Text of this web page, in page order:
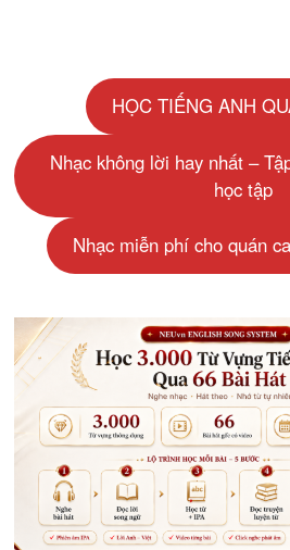
HỌC TIẾNG ANH
Nhạc không lời hay nhất –
học tập
Nhạc miễn phí cho quán